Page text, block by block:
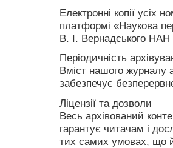
Електронні копії усіх
платформі «Наукова
В. І. Вернадського НАН
Періодичність
Вміст нашого журналу
забезпечує
Ліцензії та дозволи
Весь архівований
гарантує читачам і
тих самих умовах, що й